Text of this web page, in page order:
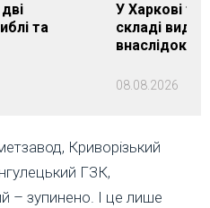
та
У Харкові
складі
внаслідок
08.08.2026
Криворізький
ГЗК,
– зупинено. І це лише